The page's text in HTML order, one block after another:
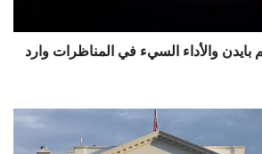
والأداء السيء في المناظرات وارد